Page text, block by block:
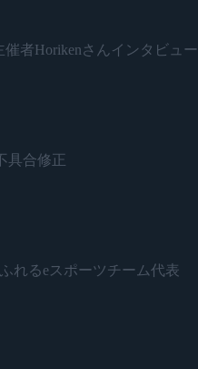
催者Horikenさんインタビュー
具合修正
れるeスポーツチーム代表